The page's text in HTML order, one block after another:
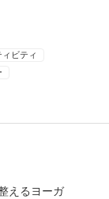
ビティ
えるヨーガ